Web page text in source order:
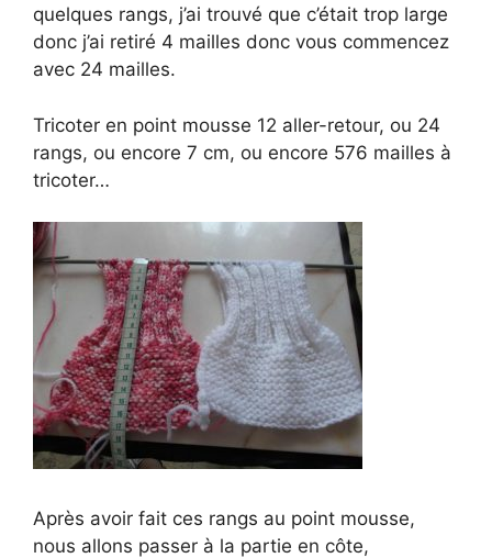
quelques rangs, j’ai trouvé que c’était trop large
donc j’ai retiré 4 mailles donc vous commencez
avec 24 mailles.
Tricoter en point mousse 12 aller-retour, ou 24
rangs, ou encore 7 cm, ou encore 576 mailles à
tricoter…
Après avoir fait ces rangs au point mousse,
nous allons passer à la partie en côte,